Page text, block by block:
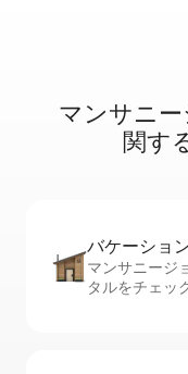
マンサニ
関⁠す⁠
バケーショ
マンサニージ
タルをチェッ